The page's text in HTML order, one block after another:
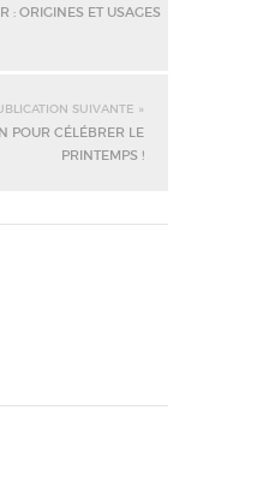
: ORIGINES ET USAGES
SUIVANTE »
POUR CÉLÉBRER LE
PRINTEMPS !